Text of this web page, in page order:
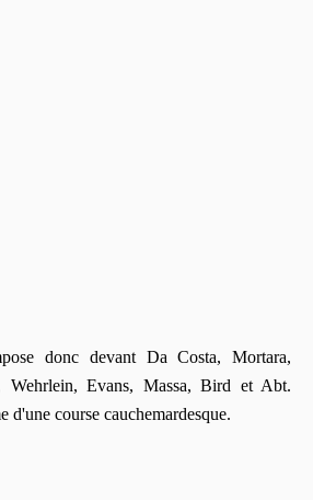
donc devant Da Costa, Mortara,
Wehrlein, Evans, Massa, Bird et Abt.
d'une course cauchemardesque.